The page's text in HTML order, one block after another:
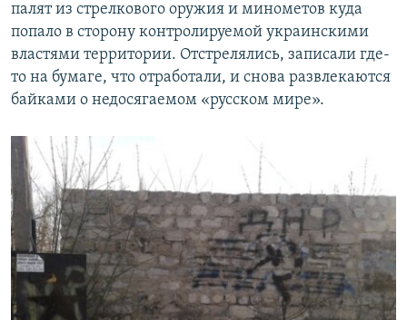
палят из стрелкового оружия и минометов куда
попало в сторону контролируемой украинскими
властями территории. Отстрелялись, записали где-
то на бумаге, что отработали, и снова развлекаются
байками о недосягаемом «русском мире».